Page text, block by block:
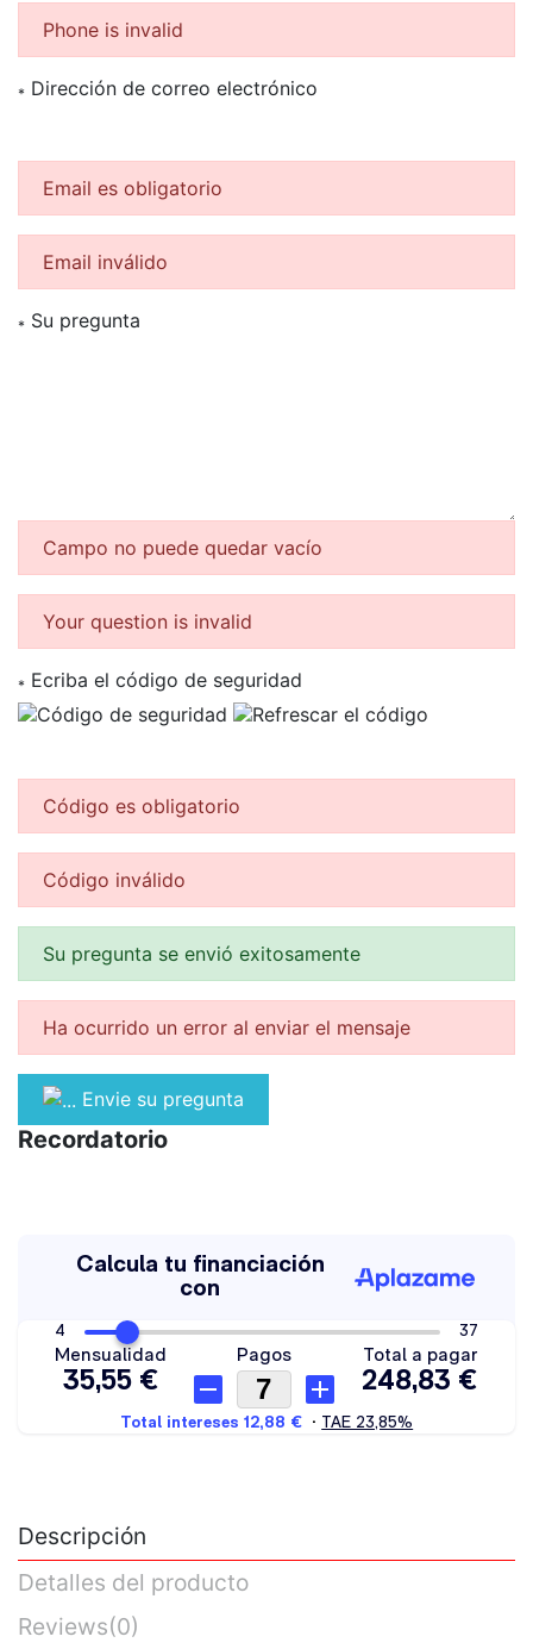
Phone is invalid
* Dirección de correo electrónico
Email es obligatorio
Email inválido
* Su pregunta
Campo no puede quedar vacío
Your question is invalid
* Ecriba el código de seguridad
Código es obligatorio
Código inválido
Su pregunta se envió exitosamente
Ha ocurrido un error al enviar el mensaje
Envie su pregunta
Recordatorio
Descripción
Detalles del producto
Reviews(0)